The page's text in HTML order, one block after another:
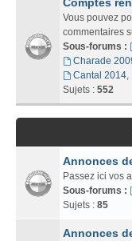
Vous pouvez
commentaires
Sous-forums :
Charade
Cantal 2014,
Sujets : 552
Annonces
Passez ici vos
Sous-forums :
Sujets : 85
Annonces